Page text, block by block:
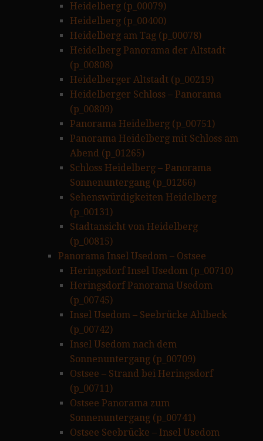
Heidelberg (p_00079)
Heidelberg (p_00400)
Heidelberg am Tag (p_00078)
Heidelberg Panorama der Altstadt
(p_00808)
Heidelberger Altstadt (p_00219)
Heidelberger Schloss – Panorama
(p_00809)
Panorama Heidelberg (p_00751)
Panorama Heidelberg mit Schloss am
Abend (p_01265)
Schloss Heidelberg – Panorama
Sonnenuntergang (p_01266)
Sehenswürdigkeiten Heidelberg
(p_00131)
Stadtansicht von Heidelberg
(p_00815)
Panorama Insel Usedom – Ostsee
Heringsdorf Insel Usedom (p_00710)
Heringsdorf Panorama Usedom
(p_00745)
Insel Usedom – Seebrücke Ahlbeck
(p_00742)
Insel Usedom nach dem
Sonnenuntergang (p_00709)
Ostsee – Strand bei Heringsdorf
(p_00711)
Ostsee Panorama zum
Sonnenuntergang (p_00741)
Ostsee Seebrücke – Insel Usedom